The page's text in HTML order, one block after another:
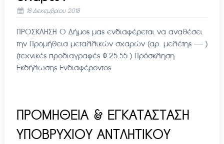
18 Δεκεμβρίου 2018
ΠΡΟΣΚΛΗΣΗ Ο Δήμος μας ενδιαφέρεται να αναθέσει
την Προμήθεια μεταλλικών σχαρών (αρ. μελέτης —— )
(τεχνικές προδιαγραφές Φ.25.55 ) Πρόσκληση
Εκδήλωσης Ενδιαφέροντος
ΠΡΟΜΗΘΕΙΑ & ΕΓΚΑΤΑΣΤΑΣΗ
ΥΠΟΒΡΥΧΙΟΥ ΑΝΤΛΗΤΙΚΟΥ